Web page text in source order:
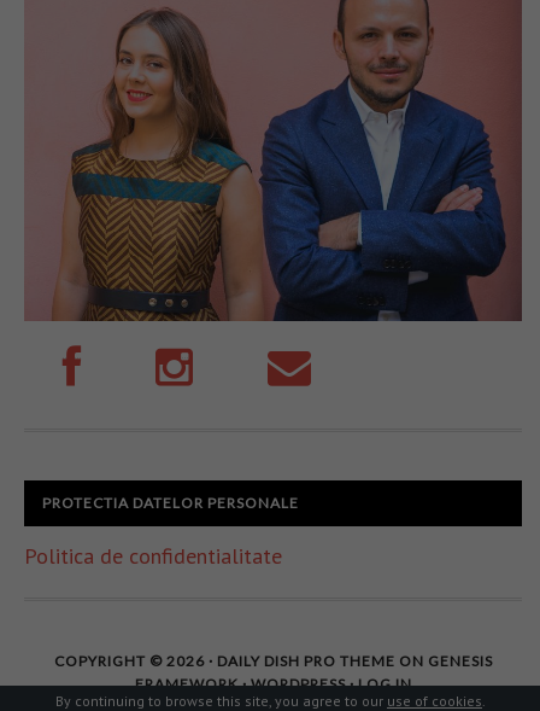
PROTECTIA DATELOR PERSONALE
Politica de confidentialitate
COPYRIGHT © 2026 · DAILY DISH PRO THEME ON GENESIS
FRAMEWORK·WORDPRESS·LOG IN
By continuing to browse this site, you agree to our use of cookies.